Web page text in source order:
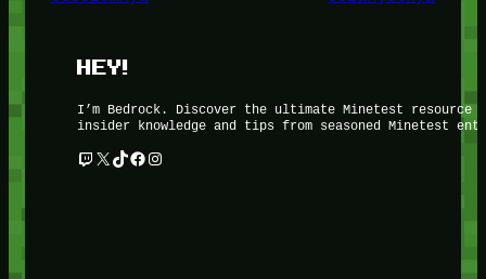
HEY!
I’m Bedrock. Discover the ultimate Minetest
insider knowledge and tips from seasoned Minetest
Twitch X TikTok Facebook Instagram